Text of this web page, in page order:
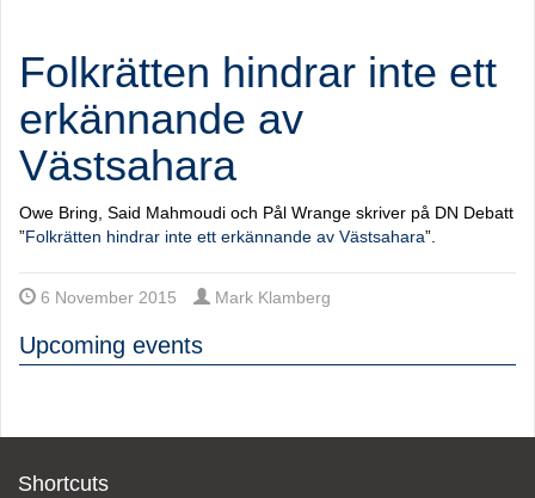
Folkrätten hindrar inte ett
erkännande av
Västsahara
Owe Bring, Said Mahmoudi och Pål Wrange skriver på DN Debatt
”Folkrätten hindrar inte ett erkännande av Västsahara”.
6 November 2015 Mark Klamberg
Upcoming events
Shortcuts